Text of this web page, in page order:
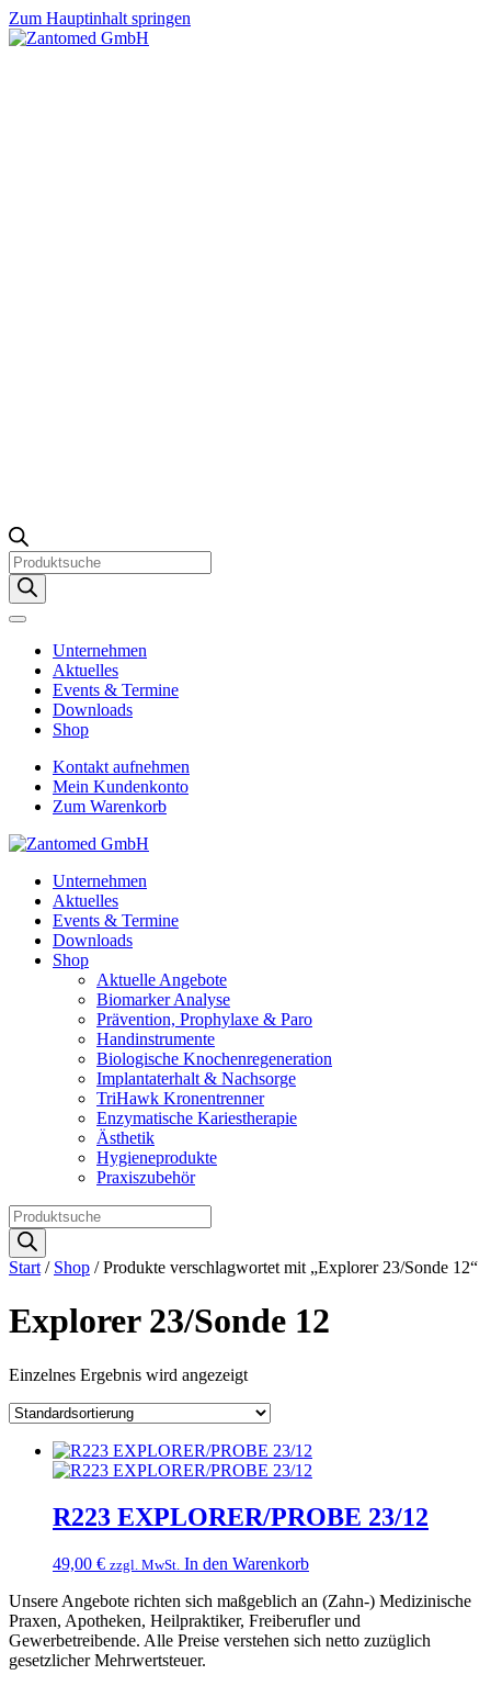
Zum Hauptinhalt springen
Products
search
Unternehmen
Aktuelles
Events & Termine
Downloads
Shop
Kontakt aufnehmen
Mein Kundenkonto
Zum Warenkorb
Unternehmen
Aktuelles
Events & Termine
Downloads
Shop
Aktuelle Angebote
Biomarker Analyse
Prävention, Prophylaxe & Paro
Handinstrumente
Biologische Knochenregeneration
Implantaterhalt & Nachsorge
TriHawk Kronentrenner
Enzymatische Kariestherapie
Ästhetik
Hygieneprodukte
Praxiszubehör
Products
search
Start / Shop / Produkte verschlagwortet mit „Explorer 23/Sonde 12“
Explorer 23/Sonde 12
Einzelnes Ergebnis wird angezeigt
R223 EXPLORER/PROBE 23/12
49,00 € zzgl. MwSt. In den Warenkorb
Unsere Angebote richten sich maßgeblich an (Zahn-) Medizinische
Praxen, Apotheken, Heilpraktiker, Freiberufler und
Gewerbetreibende. Alle Preise verstehen sich netto zuzüglich
gesetzlicher Mehrwertsteuer.